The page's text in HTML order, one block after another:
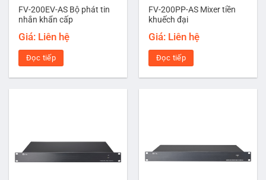
FV-200EV-AS Bộ phát tin
nhắn khẩn cấp
Giá: Liên hệ
Đọc tiếp
FV-200PP-AS Mixer tiền
khuếch đại
Giá: Liên hệ
Đọc tiếp